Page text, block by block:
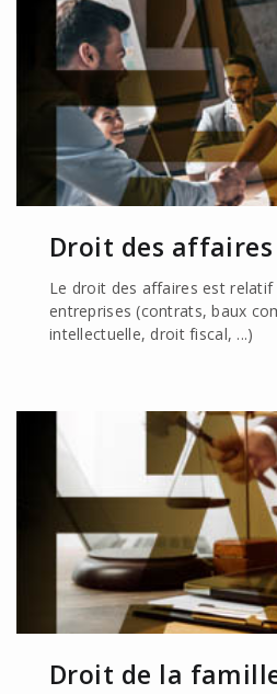
Droit des affaires
Le droit des affaires est relatif
entreprises (contrats, baux
intellectuelle, droit fiscal, ...)
Droit de la